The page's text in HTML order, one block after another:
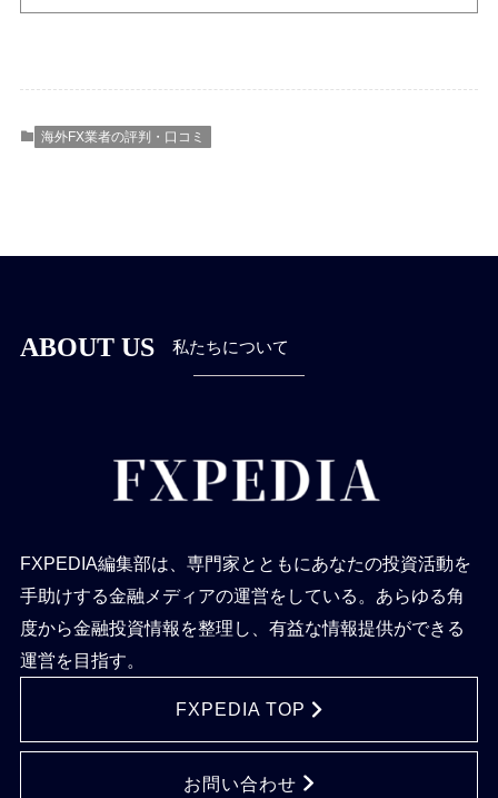
海外FX業者の評判・口コミ
ABOUT US 私たちについて
FXPEDIA編集部は、専門家とともにあなたの投資活動を
手助けする金融メディアの運営をしている。あらゆる角
度から金融投資情報を整理し、有益な情報提供ができる
運営を目指す。
FXPEDIA TOP
お問い合わせ